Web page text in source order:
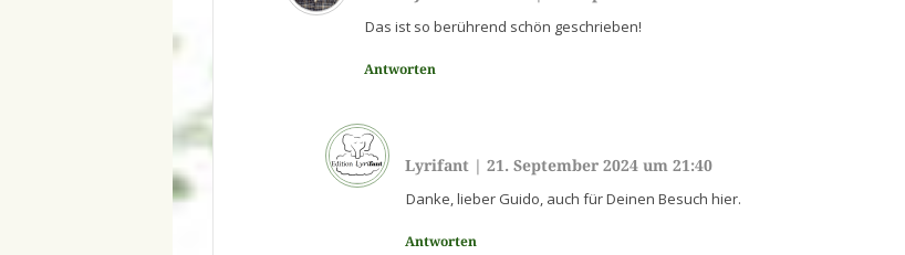
Das ist so berührend schön geschrieben!
Antworten
Lyrifant | 21. September 2024 um 21:40
Danke, lieber Guido, auch für Deinen Besuch hier.
Antworten